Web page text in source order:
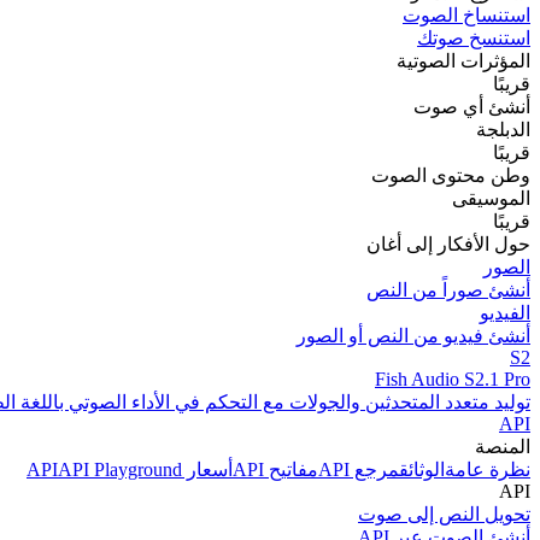
استنساخ الصوت
استنسخ صوتك
المؤثرات الصوتية
قريبًا
أنشئ أي صوت
الدبلجة
قريبًا
وطن محتوى الصوت
الموسيقى
قريبًا
حول الأفكار إلى أغان
الصور
أنشئ صوراً من النص
الفيديو
أنشئ فيديو من النص أو الصور
S2
Fish Audio S2.1 Pro
توليد متعدد المتحدثين والجولات مع التحكم في الأداء الصوتي باللغة
API
المنصة
نظرة عامة الوثائقمرجع API مفاتيح API أسعار API API Playground
API
تحويل النص إلى صوت